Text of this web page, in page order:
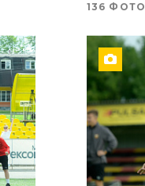
136 ФОТО